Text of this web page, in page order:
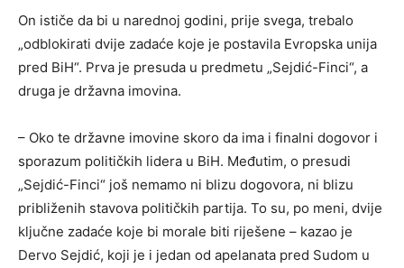
On ističe da bi u narednoj godini, prije svega, trebalo
„odblokirati dvije zadaće koje je postavila Evropska unija
pred BiH“. Prva je presuda u predmetu „Sejdić-Finci“, a
druga je državna imovina.
– Oko te državne imovine skoro da ima i finalni dogovor i
sporazum političkih lidera u BiH. Međutim, o presudi
„Sejdić-Finci“ još nemamo ni blizu dogovora, ni blizu
približenih stavova političkih partija. To su, po meni, dvije
ključne zadaće koje bi morale biti riješene – kazao je
Dervo Sejdić, koji je i jedan od apelanata pred Sudom u